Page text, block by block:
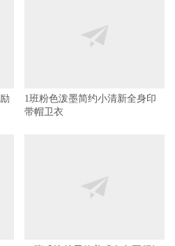
1班粉色泼墨简约小清新全身印
带帽卫衣